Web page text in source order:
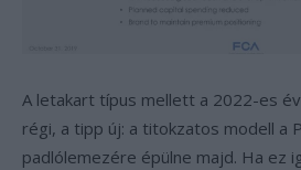
A letakart típus mellett a 2022-es
régi, a tipp új: a titokzatos modell a
padlólemezére épülne majd. Ha ez